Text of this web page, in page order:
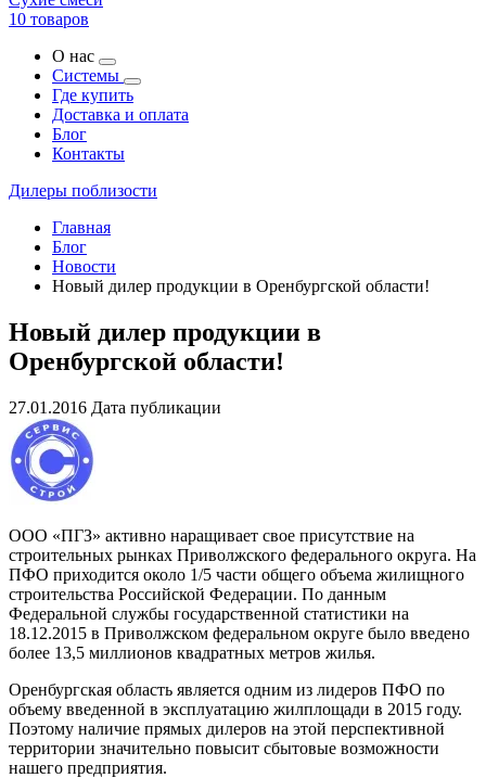
10 товаров
О нас
Системы
Где купить
Доставка и оплата
Блог
Контакты
Дилеры поблизости
Главная
Блог
Новости
Новый дилер продукции в Оренбургской области!
Новый дилер продукции в
Оренбургской области!
27.01.2016 Дата публикации
ООО «ПГЗ» активно наращивает свое присутствие на
строительных рынках Приволжского федерального округа. На
ПФО приходится около 1/5 части общего объема жилищного
строительства Российской Федерации. По данным
Федеральной службы государственной статистики на
18.12.2015 в Приволжском федеральном округе было введено
более 13,5 миллионов квадратных метров жилья.
Оренбургская область является одним из лидеров ПФО по
объему введенной в эксплуатацию жилплощади в 2015 году.
Поэтому наличие прямых дилеров на этой перспективной
территории значительно повысит сбытовые возможности
нашего предприятия.